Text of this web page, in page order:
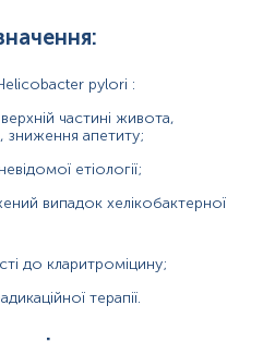
значення та діапазон
pylori :
частині живота,
зниження апетиту;
етіології;
випадок хелікобактерної
до кларитроміцину;
терапії.